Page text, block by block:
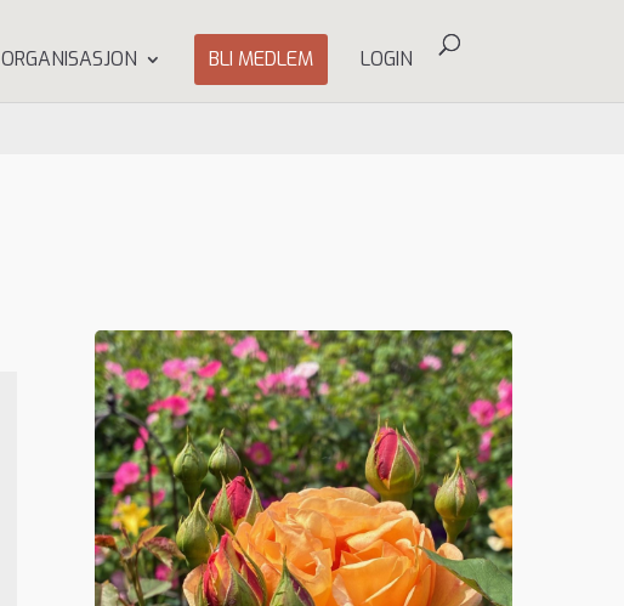
ORGANISASJON BLI MEDLEM LOGIN